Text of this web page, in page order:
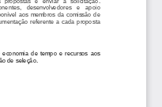
desenvolvedores   e   apoio
aos membros da comissão de
referente  a  cada  proposta
de  tempo  e  recursos  aos
de seleção.